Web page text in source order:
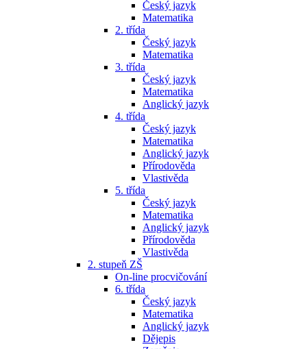
Český jazyk
Matematika
2. třída
Český jazyk
Matematika
3. třída
Český jazyk
Matematika
Anglický jazyk
4. třída
Český jazyk
Matematika
Anglický jazyk
Přírodověda
Vlastivěda
5. třída
Český jazyk
Matematika
Anglický jazyk
Přírodověda
Vlastivěda
2. stupeň ZŠ
On-line procvičování
6. třída
Český jazyk
Matematika
Anglický jazyk
Dějepis